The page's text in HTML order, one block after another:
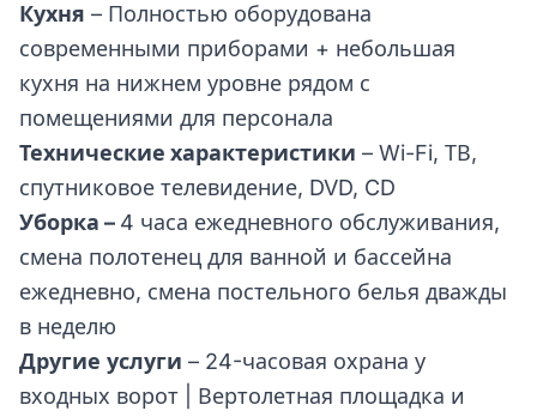
Кухня – Полностью оборудована
современными приборами + небольшая
кухня на нижнем уровне рядом с
помещениями для персонала
Технические характеристики – Wi-Fi, ТВ,
спутниковое телевидение, DVD, CD
Уборка – 4 часа ежедневного обслуживания,
смена полотенец для ванной и бассейна
ежедневно, смена постельного белья дважды
в неделю
Другие услуги – 24-часовая охрана у
входных ворот | Вертолетная площадка и